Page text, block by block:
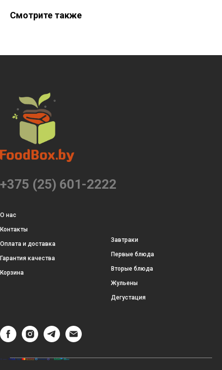
Смотрите также
+375 (25) 601-2222
О нас
Контакты
Оплата и доставка
Гарантия качества
Корзина
Завтраки
Первые блюда
Вторые блюда
Жульены
Дегустация